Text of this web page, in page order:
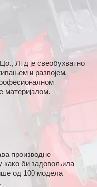
Лтд је свеобухватно
и развојем,
материјалом.
производне
како би задовољила
од 100 модела